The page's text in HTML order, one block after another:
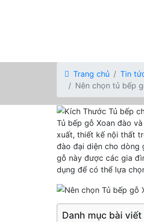
Trang chủ
Tin
Nên chọn tủ bếp
Tủ bếp gỗ Xoan đào
xuất, thiết kế nội thất
đào đại diện cho dòng
gỗ này được các gia
dụng để có thể lựa
Danh mục bài viết